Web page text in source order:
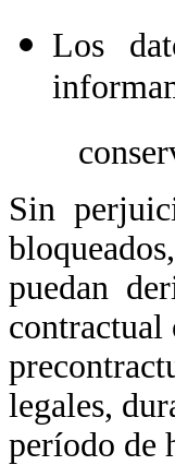
Los
Sin
puedan
contractual
legales,
período de